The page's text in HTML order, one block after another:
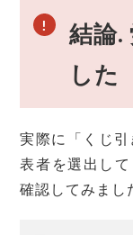
結論.
した
実際に「くじ
表者を選出し
確認してみまし